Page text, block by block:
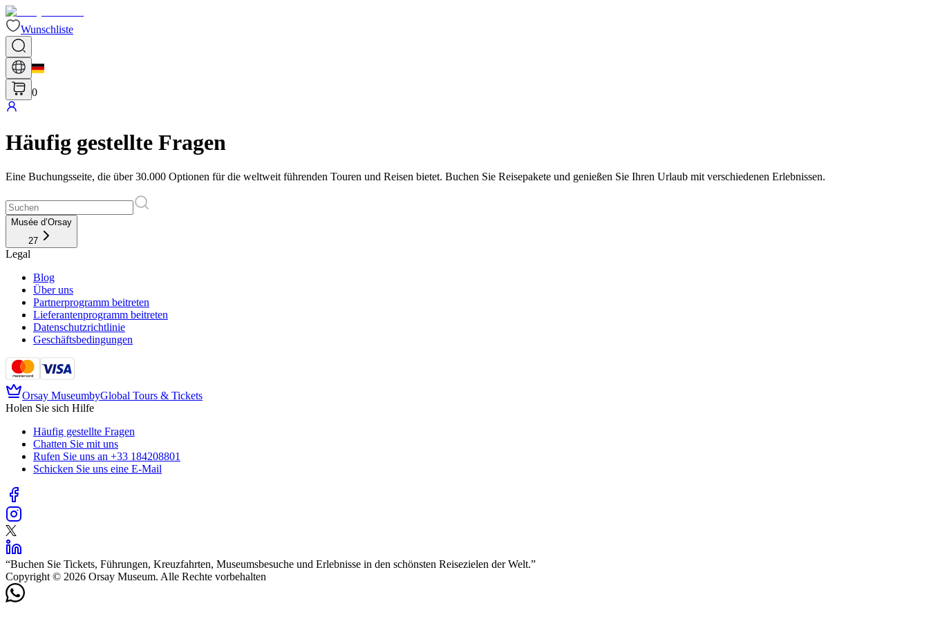
Wunschliste
0
Häufig gestellte Fragen
Eine Buchungsseite, die über 30.000 Optionen für die weltweit führenden Touren und Reisen bietet. Buchen Sie Reisepakete und genießen Sie Ihren Urlaub mit verschiedenen Erlebnissen.
Musée d’Orsay
27
Legal
Blog
Über uns
Partnerprogramm beitreten
Lieferantenprogramm beitreten
Datenschutzrichtlinie
Geschäftsbedingungen
Orsay MuseumbyGlobal Tours & Tickets
Holen Sie sich Hilfe
Häufig gestellte Fragen
Chatten Sie mit uns
Rufen Sie uns an +33 184208801
Schicken Sie uns eine E-Mail
“Buchen Sie Tickets, Führungen, Kreuzfahrten, Museumsbesuche und Erlebnisse in den schönsten Reisezielen der Welt.”
Copyright © 2026 Orsay Museum. Alle Rechte vorbehalten